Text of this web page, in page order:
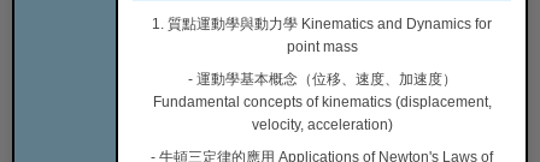
1. 質點運動學與動力學 Kinematics and Dynamics for
point mass
- 運動學基本概念（位移、速度、加速度）
Fundamental concepts of kinematics (displacement,
velocity, acceleration)
- 牛頓三定律的應用 Applications of Newton's Laws of